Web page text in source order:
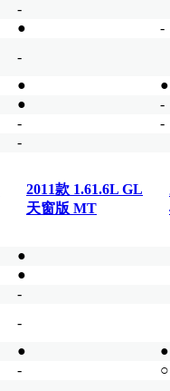
-
●
-
-
●
●
●
-
-
-
-
2011款 1.61.6L GL
天窗版 MT
●
●
-
-
●
●
-
○